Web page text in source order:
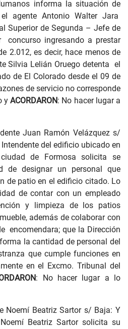
informa la situación de
agente Antonio Walter Jara
Superior de Segunda – Jefe de
concurso ingresando a prestar
2.012, es decir, hace menos de
Silvia Lelián Oruego detenta el
de El Colorado desde el 09 de
de servicio no corresponde
yACORDARON: No hacer lugar a
Juan Ramón Velázquez s/
Intendente del edificio ubicado en
de Formosa solicita se
de designar un personal que
de patio en el edificio citado. Lo
de contar con un empleado
y limpieza de los patios
además de colaborar con
encomendara; que la Dirección
la cantidad de personal del
que cumple funciones en
en el Excmo. Tribunal del
: No hacer lugar a lo
Noemí Beatriz Sartor s/ Baja: Y
Beatriz Sartor solicita su